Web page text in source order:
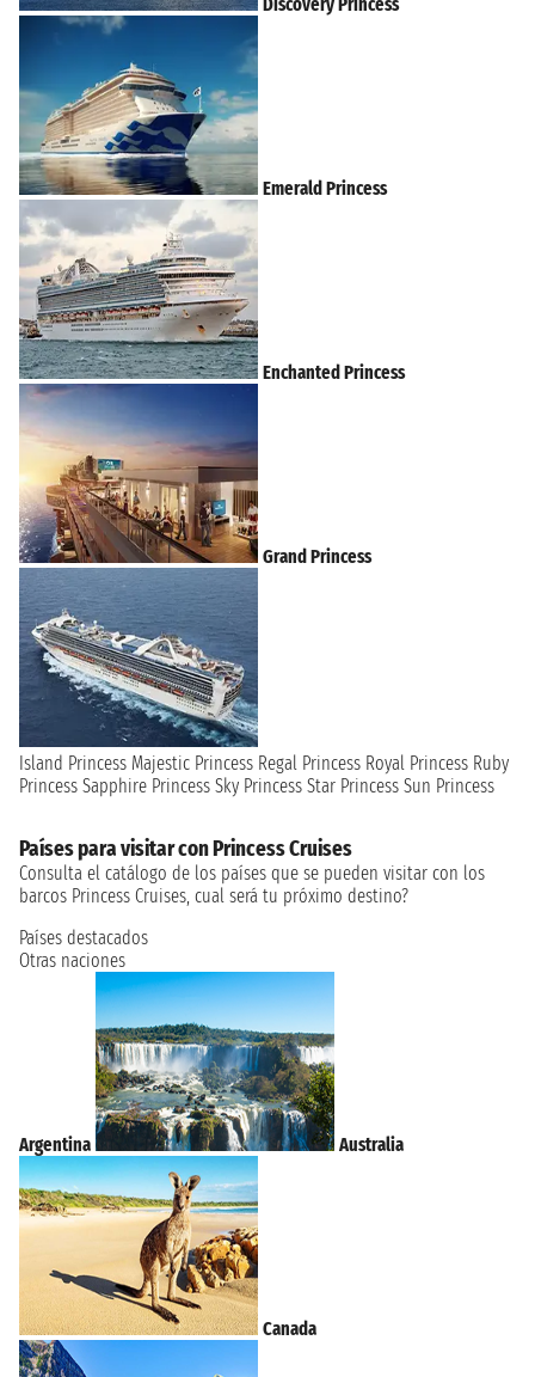
Discovery Princess
Emerald Princess
Enchanted Princess
Grand Princess
Island Princess Majestic Princess Regal Princess Royal Princess Ruby
Princess Sapphire Princess Sky Princess Star Princess Sun Princess
Países para visitar con Princess Cruises
Consulta el catálogo de los países que se pueden visitar con los
barcos Princess Cruises, cual será tu próximo destino?
Países destacados
Otras naciones
Argentina Australia
Canada